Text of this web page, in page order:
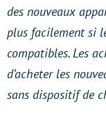
des nouveaux
plus facilement si
compatibles. Les
d’acheter les
sans dispositif de